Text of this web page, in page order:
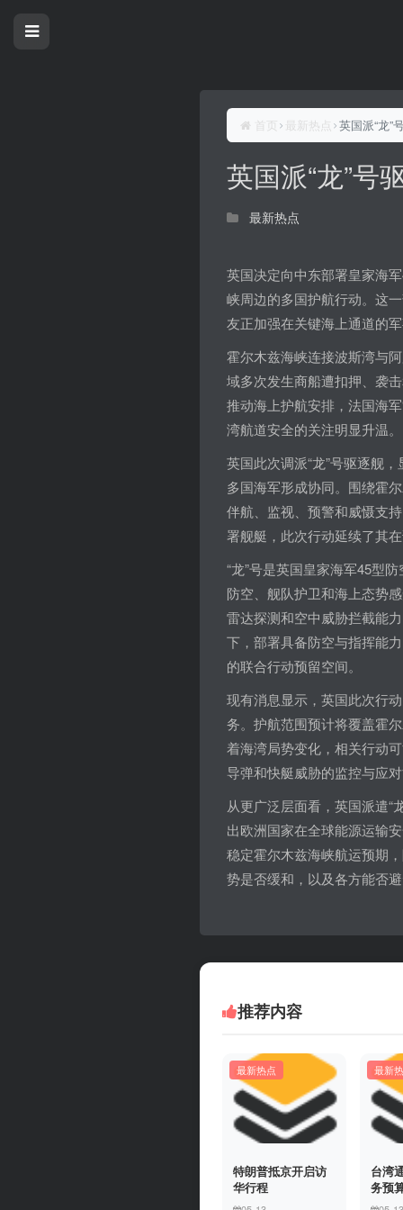
首页 最新热点 英国派“龙”
英国派“龙”号
最新热点
英国决定向中东部署皇家海
峡周边的多国护航行动。这
友正加强在关键海上通道的
霍尔木兹海峡连接波斯湾与
域多次发生商船遭扣押、袭
推动海上护航安排，法国海
湾航道安全的关注明显升温。
英国此次调派“龙”号驱逐舰
多国海军形成协同。围绕霍
伴航、监视、预警和威慑支
署舰艇，此次行动延续了其
“龙”号是英国皇家海军45型
防空、舰队护卫和海上态势
雷达探测和空中威胁拦截能
下，部署具备防空与指挥能
的联合行动预留空间。
现有消息显示，英国此次行
务。护航范围预计将覆盖霍
着海湾局势变化，相关行动
导弹和快艇威胁的监控与应
从更广泛层面看，英国派遣“
出欧洲国家在全球能源运输
稳定霍尔木兹海峡航运预期
势是否缓和，以及各方能否
推荐内容
最新热点
特朗普抵京开启访
华行程
最新
台湾
务预